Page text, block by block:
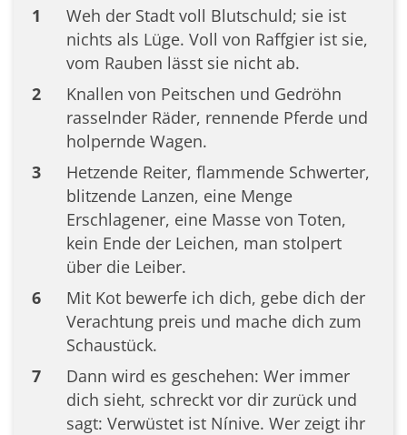
1
Weh der Stadt voll Blutschuld; sie ist
nichts als Lüge. Voll von Raffgier ist sie,
vom Rauben lässt sie nicht ab.
2
Knallen von Peitschen und Gedröhn
rasselnder Räder, rennende Pferde und
holpernde Wagen.
3
Hetzende Reiter, flammende Schwerter,
blitzende Lanzen, eine Menge
Erschlagener, eine Masse von Toten,
kein Ende der Leichen, man stolpert
über die Leiber.
6
Mit Kot bewerfe ich dich, gebe dich der
Verachtung preis und mache dich zum
Schaustück.
7
Dann wird es geschehen: Wer immer
dich sieht, schreckt vor dir zurück und
sagt: Verwüstet ist Nínive. Wer zeigt ihr